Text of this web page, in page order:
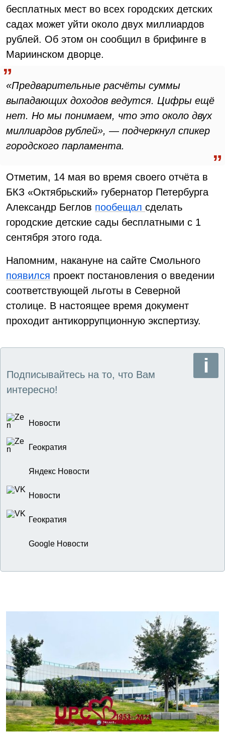
бесплатных мест во всех городских детских
садах может уйти около двух миллиардов
рублей. Об этом он сообщил в брифинге в
Мариинском дворце.
«Предварительные расчёты суммы
выпадающих доходов ведутся. Цифры ещё
нет. Но мы понимаем, что это около двух
миллиардов рублей», — подчеркнул спикер
городского парламента.
Отметим, 14 мая во время своего отчёта в
БКЗ «Октябрьский» губернатор Петербурга
Александр Беглов пообещал сделать
городские детские сады бесплатными с 1
сентября этого года.
Напомним, накануне на сайте Смольного
появился проект постановления о введении
соответствующей льготы в Северной
столице. В настоящее время документ
проходит антикоррупционную экспертизу.
Подписывайтесь на то, что Вам
интересно!
Новости
Геократия
Яндекс Новости
Новости
Геократия
Google Новости